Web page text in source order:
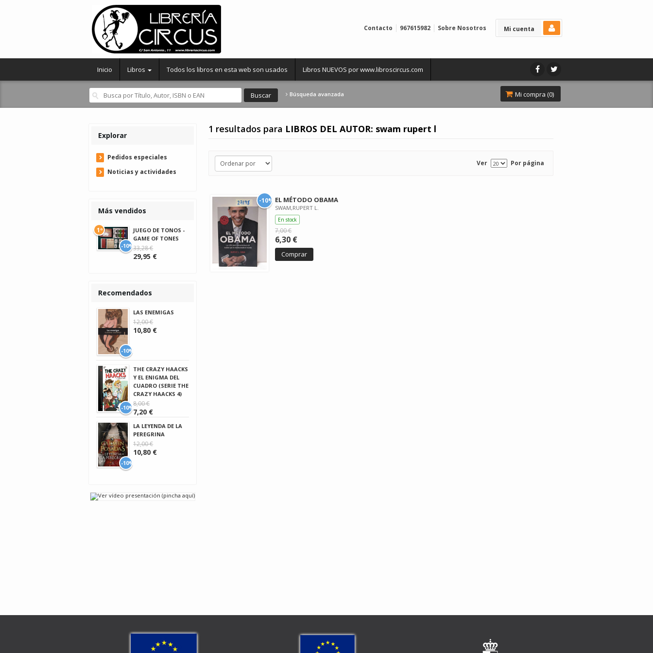
Mi cuenta
Contacto 967615982 Sobre Nosotros
Inicio Libros Todos los libros en esta web son usados Libros NUEVOS por www.libroscircus.com
Búsqueda avanzada Mi compra (0)
1 resultados para LIBROS DEL AUTOR: swam rupert l
Ver Por página
-10% EL MÉTODO OBAMA
SWAM,RUPERT L.
En stock
7,00 €
6,30 €
Comprar
Explorar
Pedidos especiales
Noticias y actividades
Más vendidos
-10%
JUEGO DE TONOS -
GAME OF TONES
33,28 €
29,95 €
1º
Recomendados
-10%
LAS ENEMIGAS
12,00 €
10,80 €
-10%
THE CRAZY HAACKS
Y EL ENIGMA DEL
CUADRO (SERIE THE
CRAZY HAACKS 4)
8,00 €
7,20 €
-10%
LA LEYENDA DE LA
PEREGRINA
12,00 €
10,80 €